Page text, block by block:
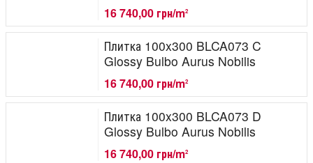
16 740,00 грн/m2
Плитка 100x300 BLCA073 C
Glossy Bulbo Aurus Nobilis
16 740,00 грн/m2
Плитка 100x300 BLCA073 D
Glossy Bulbo Aurus Nobilis
16 740,00 грн/m2